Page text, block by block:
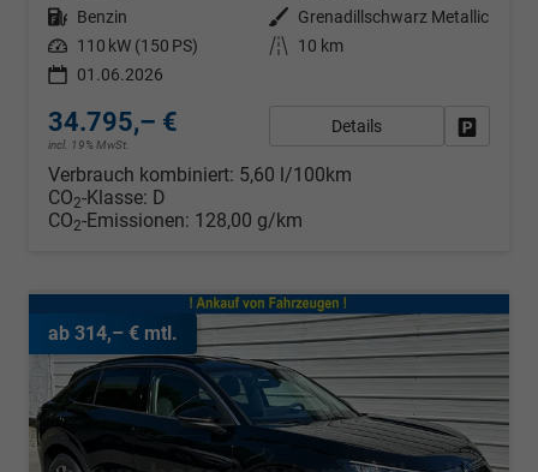
Kraftstoff Benzin Außenfarbe
Grenadillschwarz Metallic
Leistung 110 kW (150 PS) Kilometerstand
10 km
01.06.2026
34.795,– €
incl. 19% MwSt.
Details
Verbrauch kombiniert: 5,60 l/100km
CO2-Klasse: D
CO2-Emissionen: 128,00 g/km
ab 314,– € mtl.